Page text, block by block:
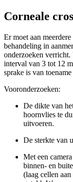
Corneale
Er moet aan
behandeling in
onderzoeken verricht.
interval van 3 tot 12
sprake is van
Vooronderzoeken:
De dikte van
hoornvlies te
uitvoeren.
De sterkte van
Met een
binnen- en
(laag cellen